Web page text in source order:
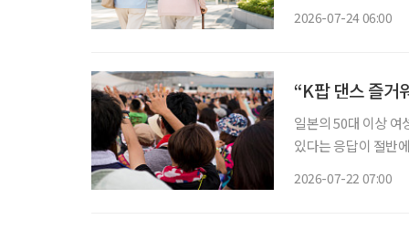
2026-07-24 06:00
“K팝 댄스 즐거
일본의 50대 이상 여
있다는 응답이 절반
2026-07-22 07:00